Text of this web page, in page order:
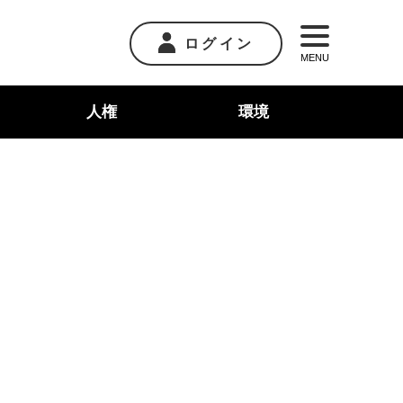
ログイン
MENU
人権 環境